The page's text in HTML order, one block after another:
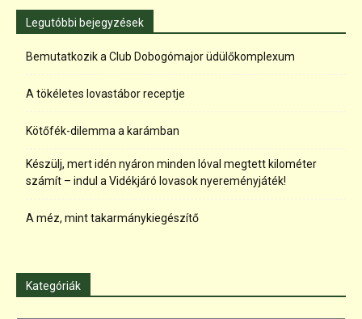
Legutóbbi bejegyzések
Bemutatkozik a Club Dobogómajor üdülőkomplexum
A tökéletes lovastábor receptje
Kötőfék-dilemma a karámban
Készülj, mert idén nyáron minden lóval megtett kilométer
számít – indul a Vidékjáró lovasok nyereményjáték!
A méz, mint takarmánykiegészítő
Kategóriák